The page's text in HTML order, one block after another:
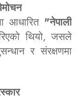
आधारित "नेपाली
थियो, जसले
र संरक्षणमा